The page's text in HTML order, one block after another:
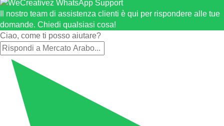
Il nostro team di assistenza clienti è qui per rispondere alle tue
domande. Chiedi qualsiasi cosa!
Ciao, come ti posso aiutare?